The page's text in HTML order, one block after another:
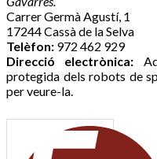
Carrer Germà Agustí, 1
17244 Cassà de la Selva
Telèfon: 972 462 929
Direcció electrònica:
protegida dels robots de
per veure-la.